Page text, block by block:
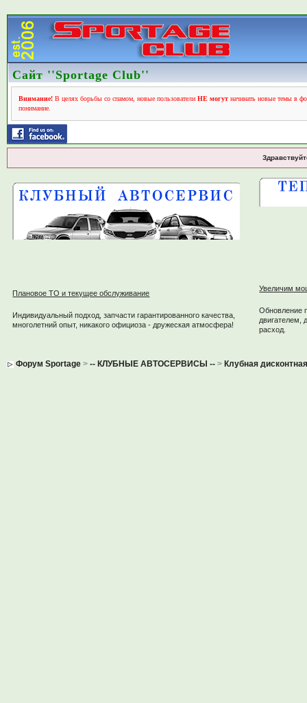
Сайт ''Sportage Club''
Внимание!В целях борьбы со спамом, новые пользователи НЕ могутначинать новые темы в
понимание.
Плановое ТО и текущее обслуживание
Индивидуальный подход, запчасти гарантированного качества,
многолетний опыт, никакого официоза - дружеская атмосфера!
Увеличим
Обновление
двигателем,
расход.
Форум Sportage> -- КЛУБНЫЕ АВТОСЕРВИСЫ --> Клубная